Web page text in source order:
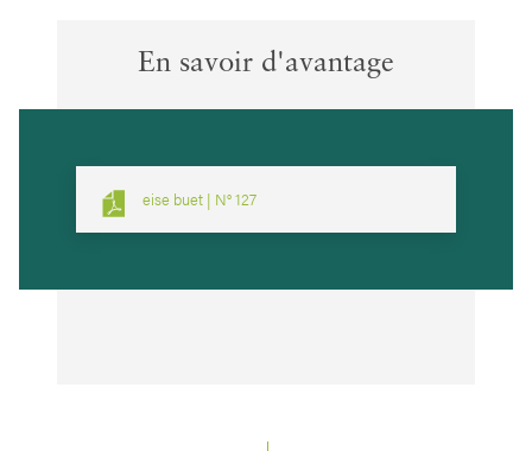
En savoir d'avantage
eise buet | N° 127